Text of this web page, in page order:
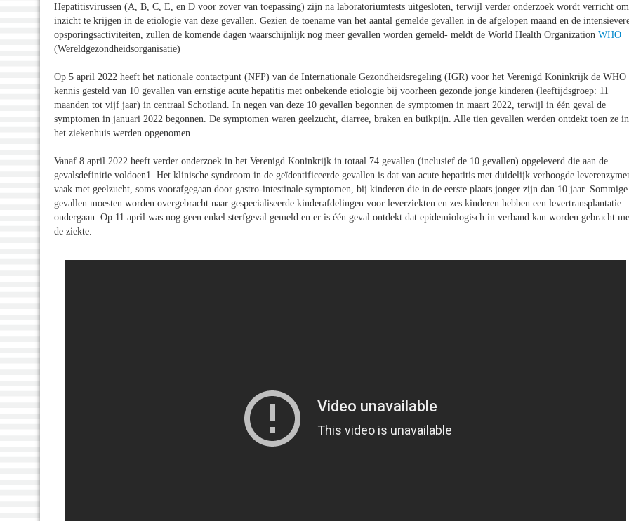
Hepatitisvirussen (A, B, C, E, en D voor zover van toepassing) zijn na laboratoriumtests uitgesloten, terwijl verder onderzoek wordt verricht om
inzicht te krijgen in de etiologie van deze gevallen. Gezien de toename van het aantal gemelde gevallen in de afgelopen maand en de
opsporingsactiviteiten, zullen de komende dagen waarschijnlijk nog meer gevallen worden gemeld- meldt de World Health Organization WHO
(Wereldgezondheidsorganisatie)
Op 5 april 2022 heeft het nationale contactpunt (NFP) van de Internationale Gezondheidsregeling (IGR) voor het Verenigd Koninkrijk de WHO
kennis gesteld van 10 gevallen van ernstige acute hepatitis met onbekende etiologie bij voorheen gezonde jonge kinderen (leeftijdsgroep: 11
maanden tot vijf jaar) in centraal Schotland. In negen van deze 10 gevallen begonnen de symptomen in maart 2022, terwijl in één geval de
symptomen in januari 2022 begonnen. De symptomen waren geelzucht, diarree, braken en buikpijn. Alle tien gevallen werden ontdekt toen ze in
het ziekenhuis werden opgenomen.
Vanaf 8 april 2022 heeft verder onderzoek in het Verenigd Koninkrijk in totaal 74 gevallen (inclusief de 10 gevallen) opgeleverd die aan de
gevalsdefinitie voldoen1. Het klinische syndroom in de geïdentificeerde gevallen is dat van acute hepatitis met duidelijk verhoogde
vaak met geelzucht, soms voorafgegaan door gastro-intestinale symptomen, bij kinderen die in de eerste plaats jonger zijn dan 10 jaar. Sommige
gevallen moesten worden overgebracht naar gespecialiseerde kinderafdelingen voor leverziekten en zes kinderen hebben een levertransplantatie
ondergaan. Op 11 april was nog geen enkel sterfgeval gemeld en er is één geval ontdekt dat epidemiologisch in verband kan worden gebracht
de ziekte.